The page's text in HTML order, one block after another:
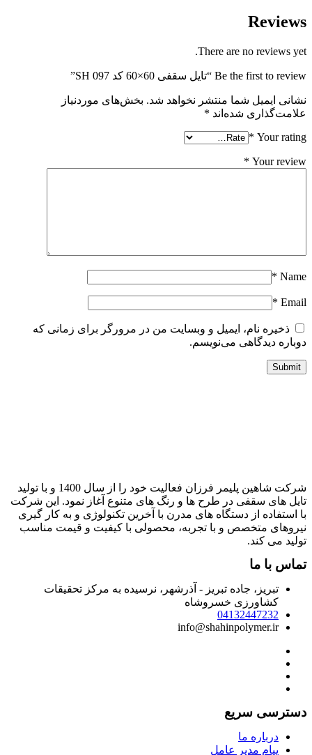
Reviews
There are no reviews yet.
Be the first to review “تایل سقفی 60×60 کد SH 097”
نشانی ایمیل شما منتشر نخواهد شد. بخش‌های موردنیاز
علامت‌گذاری شده‌اند*
Your rating
*
Your review
*
Name
*
Email
*
ذخیره نام، ایمیل و وبسایت من در مرورگر برای زمانی که
دوباره دیدگاهی می‌نویسم.
شرکت شاهین پلیمر فرزان فعالیت خود را از سال 1400 و با تولید
تایل های سقفی در طرح ها و رنگ های متنوع آغاز نمود. این شرکت
با استفاده از دستگاه های مدرن با آخرین تکنولوژی و به کار گیری
نیروهای متخصص و با تجربه، محصولی با کیفیت و قیمت مناسب
تولید می کند.
تماس با ما
تبریز، جاده تبریز - آذرشهر، نرسیده به مرکز تحقیقات
کشاورزی خسروشاه
04132447232
info@shahinpolymer.ir
دسترسی سریع
درباره ما
پیام مدیر عامل